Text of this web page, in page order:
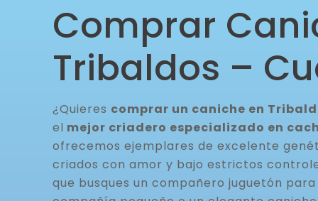
Comprar
Tribaldos –
¿Quieres comprar un caniche en
el mejor criadero especializado en
ofrecemos ejemplares de excelente
criados con amor y bajo estrictos
que busques un compañero juguetón